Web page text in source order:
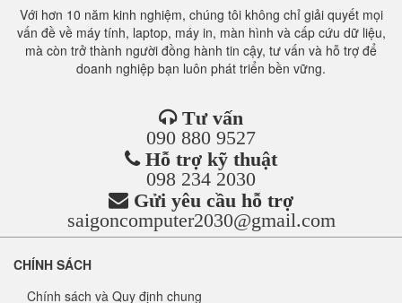
Với hơn 10 năm kinh nghiệm, chúng tôi không chỉ giải quyết mọi
vấn đề về máy tính, laptop, máy in, màn hình và cấp cứu dữ liệu,
mà còn trở thành người đồng hành tin cậy, tư vấn và hỗ trợ để
doanh nghiệp bạn luôn phát triển bền vững.
Tư vấn
090 880 9527
Hỗ trợ kỹ thuật
098 234 2030
Gửi yêu cầu hỗ trợ
saigoncomputer2030@gmail.com
CHÍNH SÁCH
Chính sách và Quy định chung